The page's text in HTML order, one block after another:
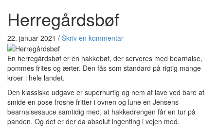
Herregårdsbøf
22. januar 2021 / Skriv en kommentar
En herregårdsbøf er en hakkebøf, der serveres med bearnaise,
pommes frites og ærter. Den fås som standard på rigtig mange
kroer i hele landet.
Den klassiske udgave er superhurtig og nem at lave ved bare at
smide en pose frosne fritter i ovnen og lune en Jensens
bearnaisesauce samtidig med, at hakkedrengen får en tur på
panden. Og det er der da absolut ingenting i vejen med.